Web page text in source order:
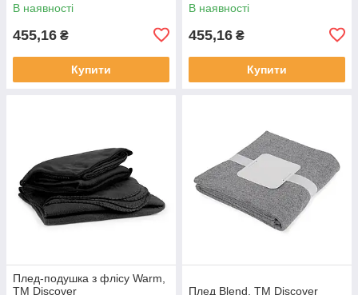
В наявності
455,16 ₴
Купити
В наявності
455,16 ₴
Купити
Плед-подушка з флісу Warm,
TM Discover
Плед Blend, ТМ Discover